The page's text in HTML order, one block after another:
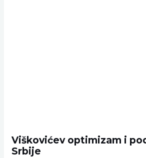
Viškovićev optimizam i
Srbije